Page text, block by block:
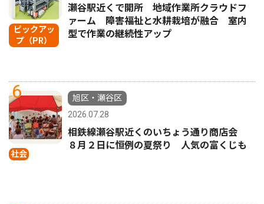
ピックアッ
プ（PR）
瀬谷駅近くで開所 地域作業所クラウドフ
ァーム 障害福祉と水耕栽培が融合 室内
型で作業の継続性アップ
6
社会
旭区・瀬谷区
2026.07.28
相鉄線瀬谷駅近くのいちょう通り商店会
８月２日に恒例の夏祭り 人気の富くじも